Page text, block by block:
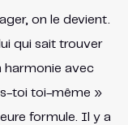
on le devient.
qui sait trouver
harmonie avec
toi toi-même »
formule. Il y a